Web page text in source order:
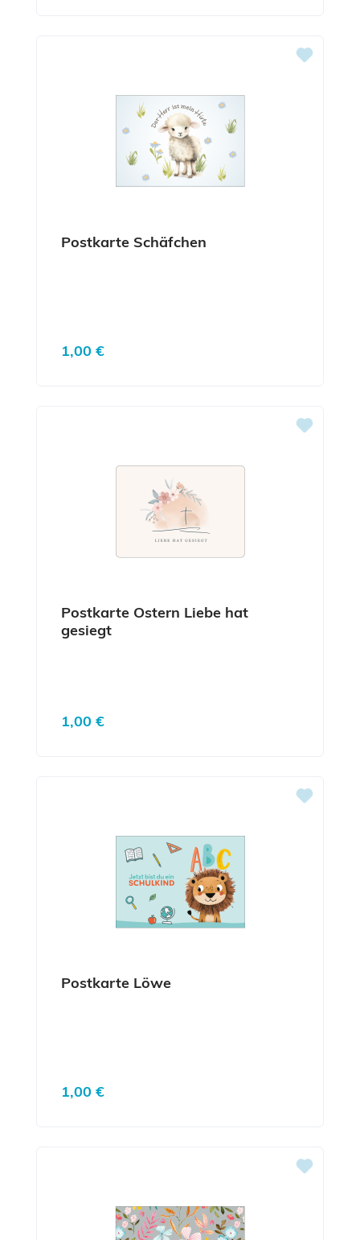
Postkarte Schäfchen
Regulärer Preis:
1,00 €
Postkarte Ostern Liebe hat
gesiegt
Regulärer Preis:
1,00 €
Postkarte Löwe
Regulärer Preis:
1,00 €